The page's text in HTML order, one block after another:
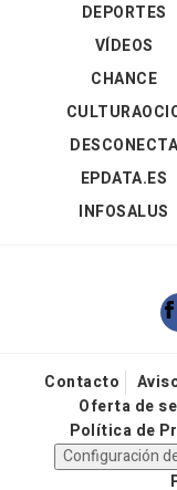
DEPORTES
VÍDEOS
CHANCE
DESCONECTA
EPDATA.ES
INFOSALUS
Contacto
Oferta de
Política de
Configuración